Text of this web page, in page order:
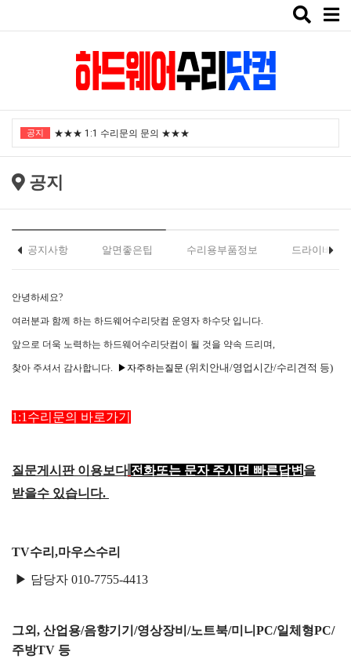
Toggle
공지 ★★★ 1:1 수리문의 문의 ★★★
2024년 한가위 휴일 안내
"노트북부서" 1월 임시휴가 안내
2025년 8월 휴가안내입니다.
2024년 한가위 휴일 안내
공지
공지사항 알면좋은팁 수리용부품정보 드라이버
안녕하세요?
여러분과 함께 하는 하드웨어수리닷컴 운영자 하수닷 입니다.
앞으로 더욱 노력하는 하드웨어수리닷컴이 될 것을 약속 드리며,
찾아 주셔서 감사합니다. ▶자주하는질문 (위치안내/영업시간/수리견적 등)
1:1수리문의 바로가기
질문게시판 이용보다 전화또는 문자 주시면 빠른답변 을
받을수 있습니다.
TV수리,마우스수리
▶ 담당자 010-7755-4413
그외, 산업용/음향기기/영상장비/노트북/미니PC/일체형PC/
주방TV 등